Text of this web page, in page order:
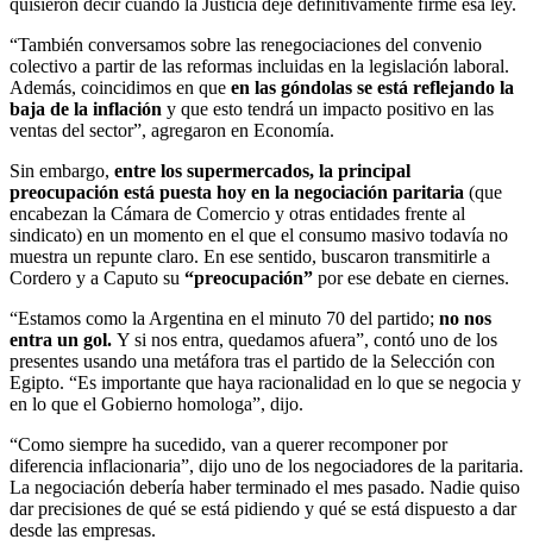
“También conversamos sobre las renegociaciones del convenio
colectivo a partir de las reformas incluidas en la legislación laboral.
Además, coincidimos en que en las góndolas se está reflejando la
baja de la inflación y que esto tendrá un impacto positivo en las
ventas del sector”, agregaron en Economía.
Sin embargo, entre los supermercados, la principal
preocupación está puesta hoy en la negociación paritaria (que
encabezan la Cámara de Comercio y otras entidades frente al
sindicato) en un momento en el que el consumo masivo todavía no
muestra un repunte claro. En ese sentido, buscaron transmitirle a
Cordero y a Caputo su “preocupación” por ese debate en ciernes.
“Estamos como la Argentina en el minuto 70 del partido; no nos
entra un gol. Y si nos entra, quedamos afuera”, contó uno de los
presentes usando una metáfora tras el partido de la Selección con
Egipto. “Es importante que haya racionalidad en lo que se negocia y
en lo que el Gobierno homologa”, dijo.
“Como siempre ha sucedido, van a querer recomponer por
diferencia inflacionaria”, dijo uno de los negociadores de la paritaria.
La negociación debería haber terminado el mes pasado. Nadie quiso
dar precisiones de qué se está pidiendo y qué se está dispuesto a dar
desde las empresas.